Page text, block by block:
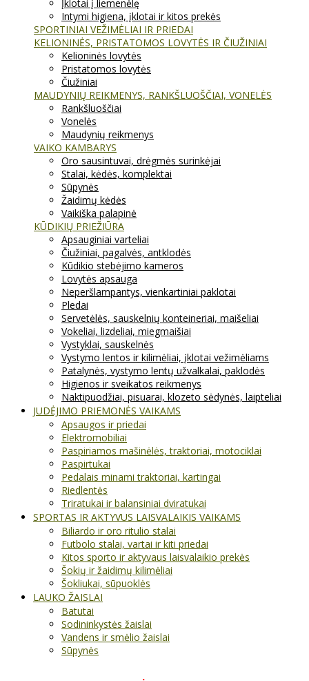
Įklotai į liemenėlę
Intymi higiena, įklotai ir kitos prekės
SPORTINIAI VEŽIMĖLIAI IR PRIEDAI
KELIONINĖS, PRISTATOMOS LOVYTĖS IR ČIUŽINIAI
Kelioninės lovytės
Pristatomos lovytės
Čiužiniai
MAUDYNIŲ REIKMENYS, RANKŠLUOŠČIAI, VONELĖS
Rankšluoščiai
Vonelės
Maudynių reikmenys
VAIKO KAMBARYS
Oro sausintuvai, drėgmės surinkėjai
Stalai, kėdės, komplektai
Sūpynės
Žaidimų kėdės
Vaikiška palapinė
KŪDIKIŲ PRIEŽIŪRA
Apsauginiai varteliai
Čiužiniai, pagalvės, antklodės
Kūdikio stebėjimo kameros
Lovytės apsauga
Neperšlampantys, vienkartiniai paklotai
Pledai
Servetėlės, sauskelnių konteineriai, maišeliai
Vokeliai, lizdeliai, miegmaišiai
Vystyklai, sauskelnės
Vystymo lentos ir kilimėliai, įklotai vežimėliams
Patalynės, vystymo lentų užvalkalai, paklodės
Higienos ir sveikatos reikmenys
Naktipuodžiai, pisuarai, klozeto sėdynės, laipteliai
JUDĖJIMO PRIEMONĖS VAIKAMS
Apsaugos ir priedai
Elektromobiliai
Paspiriamos mašinėlės, traktoriai, motociklai
Paspirtukai
Pedalais minami traktoriai, kartingai
Riedlentės
Triratukai ir balansiniai dviratukai
SPORTAS IR AKTYVUS LAISVALAIKIS VAIKAMS
Biliardo ir oro ritulio stalai
Futbolo stalai, vartai ir kiti priedai
Kitos sporto ir aktyvaus laisvalaikio prekės
Šokių ir žaidimų kilimėliai
Šokliukai, sūpuoklės
LAUKO ŽAISLAI
Batutai
Sodininkystės žaislai
Vandens ir smėlio žaislai
Sūpynės